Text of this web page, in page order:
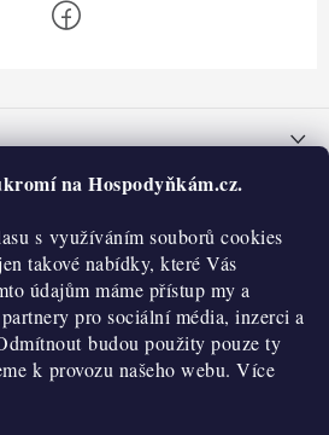
na Hospodyňkám.cz.
s využíváním souborů cookies
takové nabídky, které Vás
údajům máme přístup my a
pro sociální média, inzerci a
budou použity pouze ty
k provozu našeho webu. Více